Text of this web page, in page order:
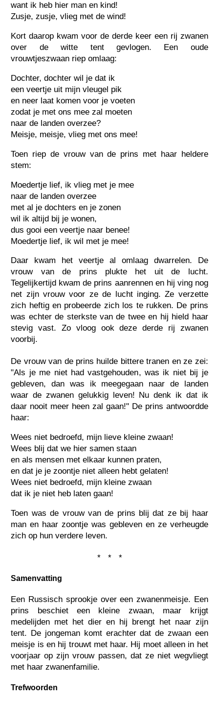
want ik heb hier man en kind!
Zusje, zusje, vlieg met de wind!
Kort daarop kwam voor de derde keer een rij zwanen
over de witte tent gevlogen. Een oude
vrouwtjeszwaan riep omlaag:
Dochter, dochter wil je dat ik
een veertje uit mijn vleugel pik
en neer laat komen voor je voeten
zodat je met ons mee zal moeten
naar de landen overzee?
Meisje, meisje, vlieg met ons mee!
Toen riep de vrouw van de prins met haar heldere
stem:
Moedertje lief, ik vlieg met je mee
naar de landen overzee
met al je dochters en je zonen
wil ik altijd bij je wonen,
dus gooi een veertje naar benee!
Moedertje lief, ik wil met je mee!
Daar kwam het veertje al omlaag dwarrelen. De
vrouw van de prins plukte het uit de lucht.
Tegelijkertijd kwam de prins aanrennen en hij ving nog
net zijn vrouw voor ze de lucht inging. Ze verzette
zich heftig en probeerde zich los te rukken. De prins
was echter de sterkste van de twee en hij hield haar
stevig vast. Zo vloog ook deze derde rij zwanen
voorbij.
De vrouw van de prins huilde bittere tranen en ze zei:
"Als je me niet had vastgehouden, was ik niet bij je
gebleven, dan was ik meegegaan naar de landen
waar de zwanen gelukkig leven! Nu denk ik dat ik
daar nooit meer heen zal gaan!" De prins antwoordde
haar:
Wees niet bedroefd, mijn lieve kleine zwaan!
Wees blij dat we hier samen staan
en als mensen met elkaar kunnen praten,
en dat je je zoontje niet alleen hebt gelaten!
Wees niet bedroefd, mijn kleine zwaan
dat ik je niet heb laten gaan!
Toen was de vrouw van de prins blij dat ze bij haar
man en haar zoontje was gebleven en ze verheugde
zich op hun verdere leven.
* * *
Samenvatting
Een Russisch sprookje over een zwanenmeisje. Een
prins beschiet een kleine zwaan, maar krijgt
medelijden met het dier en hij brengt het naar zijn
tent. De jongeman komt erachter dat de zwaan een
meisje is en hij trouwt met haar. Hij moet alleen in het
voorjaar op zijn vrouw passen, dat ze niet wegvliegt
met haar zwanenfamilie.
Trefwoorden